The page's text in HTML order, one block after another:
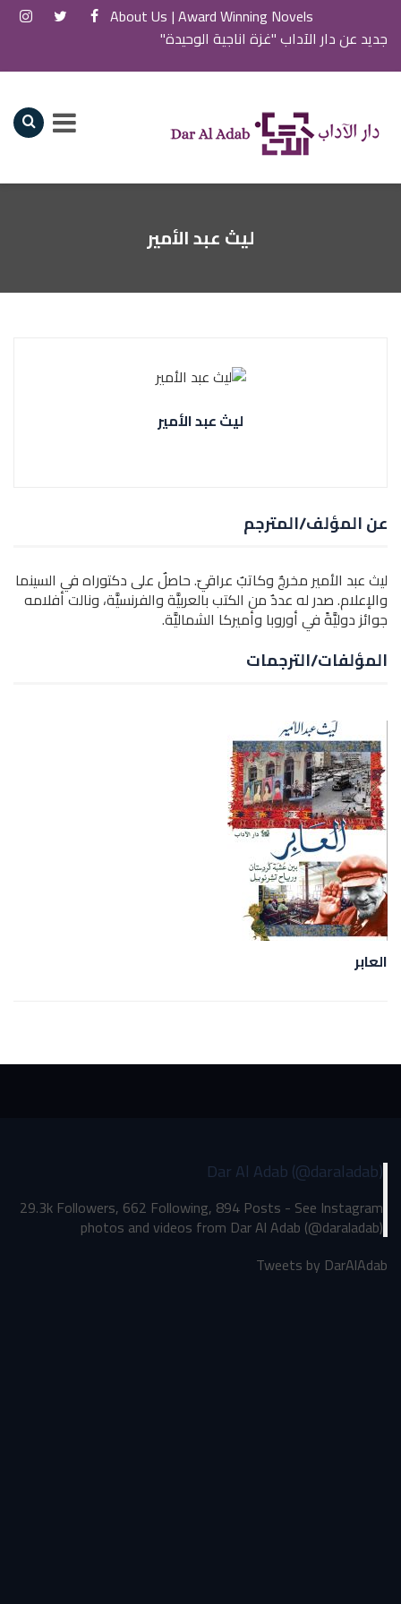
Award Winning Novels |
About Us
جديد عن دار الآداب "غزة اناجية الوحيدة"
ليث عبد الأمير
ليث عبد الأمير
عن المؤلف/المترجم
ليث عبد الأمير مخرجٌ وكاتبٌ عراقيّ. حاصلٌ على دكتوراه في السينما
والإعلام. صدر له عددٌ من الكتب بالعربيَّة والفرنسيَّة، ونالت أفلامه
جوائز دوليَّةً في أوروبا وأميركا الشماليَّة.
المؤلفات/الترجمات
العابر
Dar Al Adab (@daraladab)
29.3k Followers, 662 Following, 894 Posts - See Instagram
photos and videos from Dar Al Adab (@daraladab)
Tweets by DarAlAdab